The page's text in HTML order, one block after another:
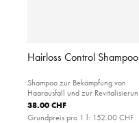
Hairloss Control Shampoo
Shampoo zur Bekämpfung von
Haarausfall und zur Revitalisierung
der Haarwurzeln
38.00 CHF
Grundpreis pro 1 l: 152.00 CHF